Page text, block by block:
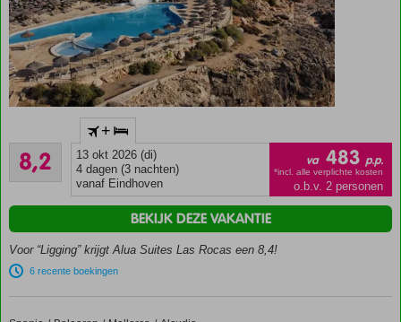
Aanrader
van Cor:
ook ontbijt,
halfpension
of All
Inclusive
familiehotel
Spectaculair
gelegen,
direct aan
zee!
Animatie en
Entertainment
voor jong en
8,2
Zeer goed
71
beoordelingen
+
13 okt 2026 (di)
4 dagen (3 nachten)
vanaf Eindhoven
va 483 p.p.
*incl. alle verplichte kosten
o.b.v. 2 personen
Voor “Ligging” krijgt Alua Suites Las Rocas een 8,4!
6 recente boekingen
BEKIJK DEZE VAKANTIE